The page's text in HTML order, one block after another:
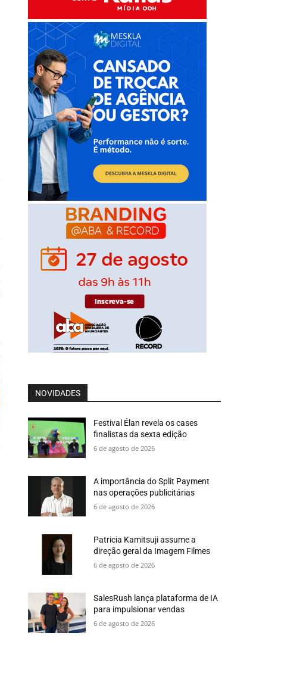
NOVIDADES
Festival Élan revela os cases
finalistas da sexta edição
6 de agosto de 2026
A importância do Split Payment
nas operações publicitárias
6 de agosto de 2026
Patricia Kamitsuji assume a
direção geral da Imagem Filmes
6 de agosto de 2026
SalesRush lança plataforma de IA
para impulsionar vendas
6 de agosto de 2026